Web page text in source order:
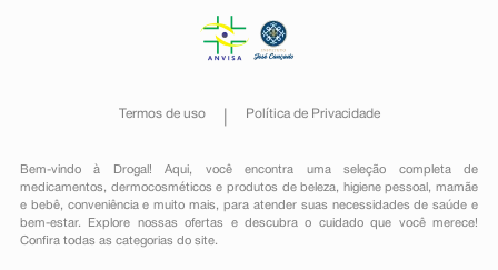
Termos de uso Política de Privacidade
Bem-vindo à Drogal! Aqui, você encontra uma seleção completa de
medicamentos , dermocosméticos e produtos de beleza, higiene pessoal ,mamãe
e bebê, conveniênciae muito mais, para atender suas necessidades de saúde e
bem-estar. Explore nossas ofertas e descubra o cuidado que você merece!
Confira todas as categorias do site.